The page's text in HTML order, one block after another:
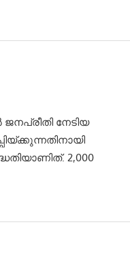
നേടിയ
2,000